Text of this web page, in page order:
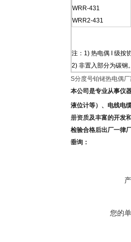
WRR-431
WRR2-431
注：1) 热电偶 I 级按
2) 非置入部分为碳钢
S分度号铂铑热电偶
本公司是专业从事仪
液位计等）、电线电
册资质及丰富的开发
检验合格后出厂一律
垂询：
您的